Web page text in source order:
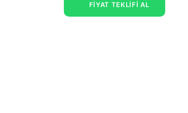
FİYAT TEKLİFİ AL